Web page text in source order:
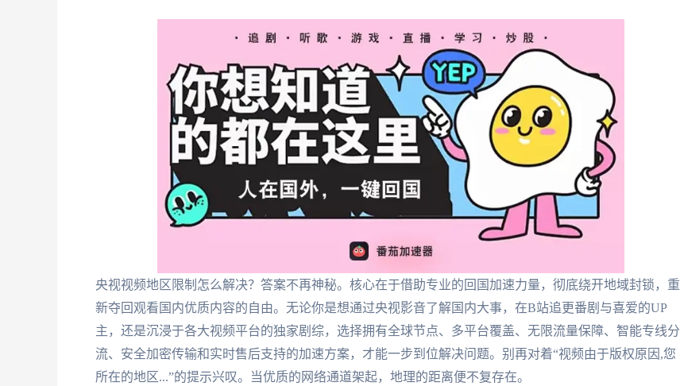
央视视频地区限制怎么解决？答案不再神秘。核心在于借助专业的回国加速力量，彻底绕开地域封锁，重
新夺回观看国内优质内容的自由。无论你是想通过央视影音了解国内大事，在B站追更番剧与喜爱的UP
主，还是沉浸于各大视频平台的独家剧综，选择拥有全球节点、多平台覆盖、无限流量保障、智能专线分
流、安全加密传输和实时售后支持的加速方案，才能一步到位解决问题。别再对着“视频由于版权原因,您
所在的地区...”的提示兴叹。当优质的网络通道架起，地理的距离便不复存在。